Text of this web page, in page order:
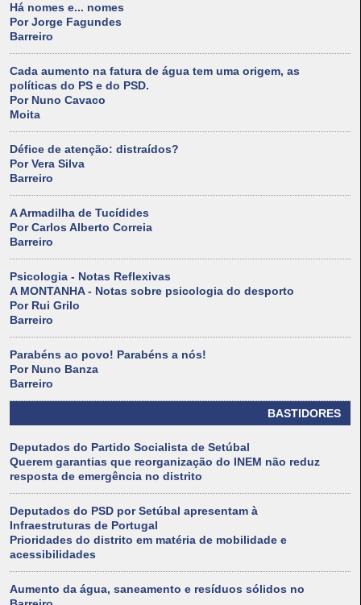
Há nomes e... nomes
Por Jorge Fagundes
Barreiro
Cada aumento na fatura de água tem uma origem, as
políticas do PS e do PSD.
Por Nuno Cavaco
Moita
Défice de atenção: distraídos?
Por Vera Silva
Barreiro
A Armadilha de Tucídides
Por Carlos Alberto Correia
Barreiro
Psicologia - Notas Reflexivas
A MONTANHA - Notas sobre psicologia do desporto
Por Rui Grilo
Barreiro
Parabéns ao povo! Parabéns a nós!
Por Nuno Banza
Barreiro
BASTIDORES
Deputados do Partido Socialista de Setúbal
Querem garantias que reorganização do INEM não reduz
resposta de emergência no distrito
Deputados do PSD por Setúbal apresentam à
Infraestruturas de Portugal
Prioridades do distrito em matéria de mobilidade e
acessibilidades
Aumento da água, saneamento e resíduos sólidos no